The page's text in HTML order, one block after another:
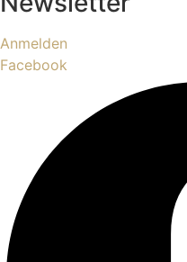
Anmelden
Facebook